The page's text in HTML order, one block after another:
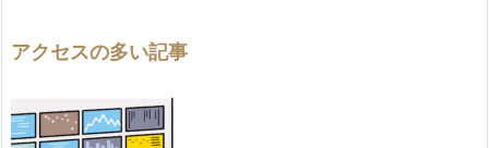
アクセスの多い記事